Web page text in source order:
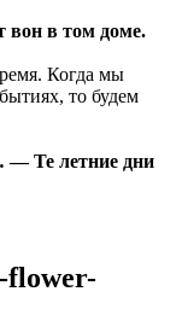
в том доме.
Когда мы
то будем
— Те летние дни